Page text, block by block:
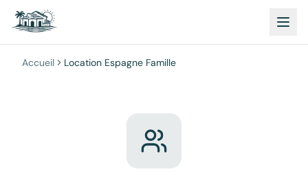
Accueil Location Espagne Famille